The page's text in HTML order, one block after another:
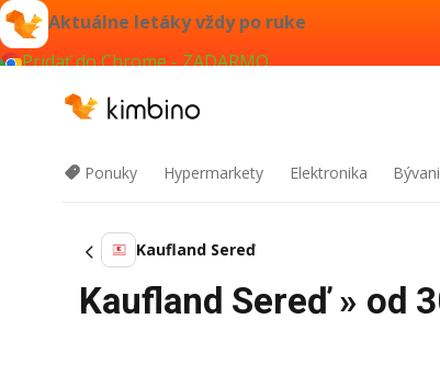
Aktuálne letáky vždy po ruke
Pridať do Chrome - ZADARMO
Ponuky Hypermarkety Elektronika
Kaufland Sereď
Kaufland Sereď » od